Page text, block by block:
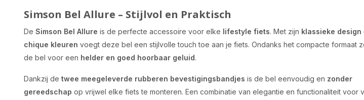
Simson Bel Allure – Stijlvol en Praktisch
De Simson Bel Allure is de perfecte accessoire voor elke lifestyle fiets. Met zijn klassieke design
chique kleuren voegt deze bel een stijlvolle touch toe aan je fiets. Ondanks het compacte formaat
de bel voor een helder en goed hoorbaar geluid.
Dankzij de twee meegeleverde rubberen bevestigingsbandjes is de bel eenvoudig en zonder
gereedschap op vrijwel elke fiets te monteren. Een combinatie van elegantie en functionaliteit voor